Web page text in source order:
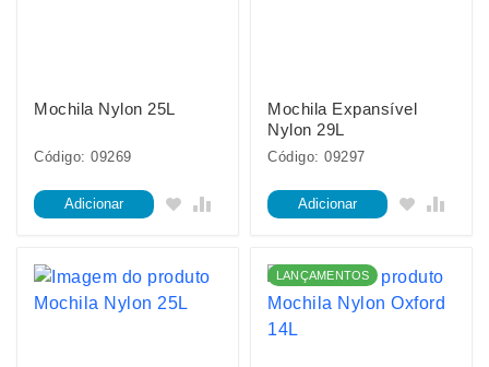
Mochila Nylon 25L
Código: 09269
Adicionar
Mochila Expansível
Nylon 29L
Código: 09297
Adicionar
LANÇAMENTOS